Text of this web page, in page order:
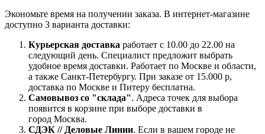
Экономьте время на получении заказа. В интернет-магазине
доступно 3 варианта доставки:
Курьерская доставка работает с 10.00 до 22.00 на
следующий день. Специалист предложит выбрать
удобное время доставки. Работает по Москве и области,
а также Санкт-Петербургу. При заказе от 15.000 р,
доставка по Москве и Питеру бесплатна.
Самовывоз со "склада". Адреса точек для выбора
появится в корзине при выборе доставки в
город Москва.
СДЭК // Деловые Линии. Если в вашем городе не